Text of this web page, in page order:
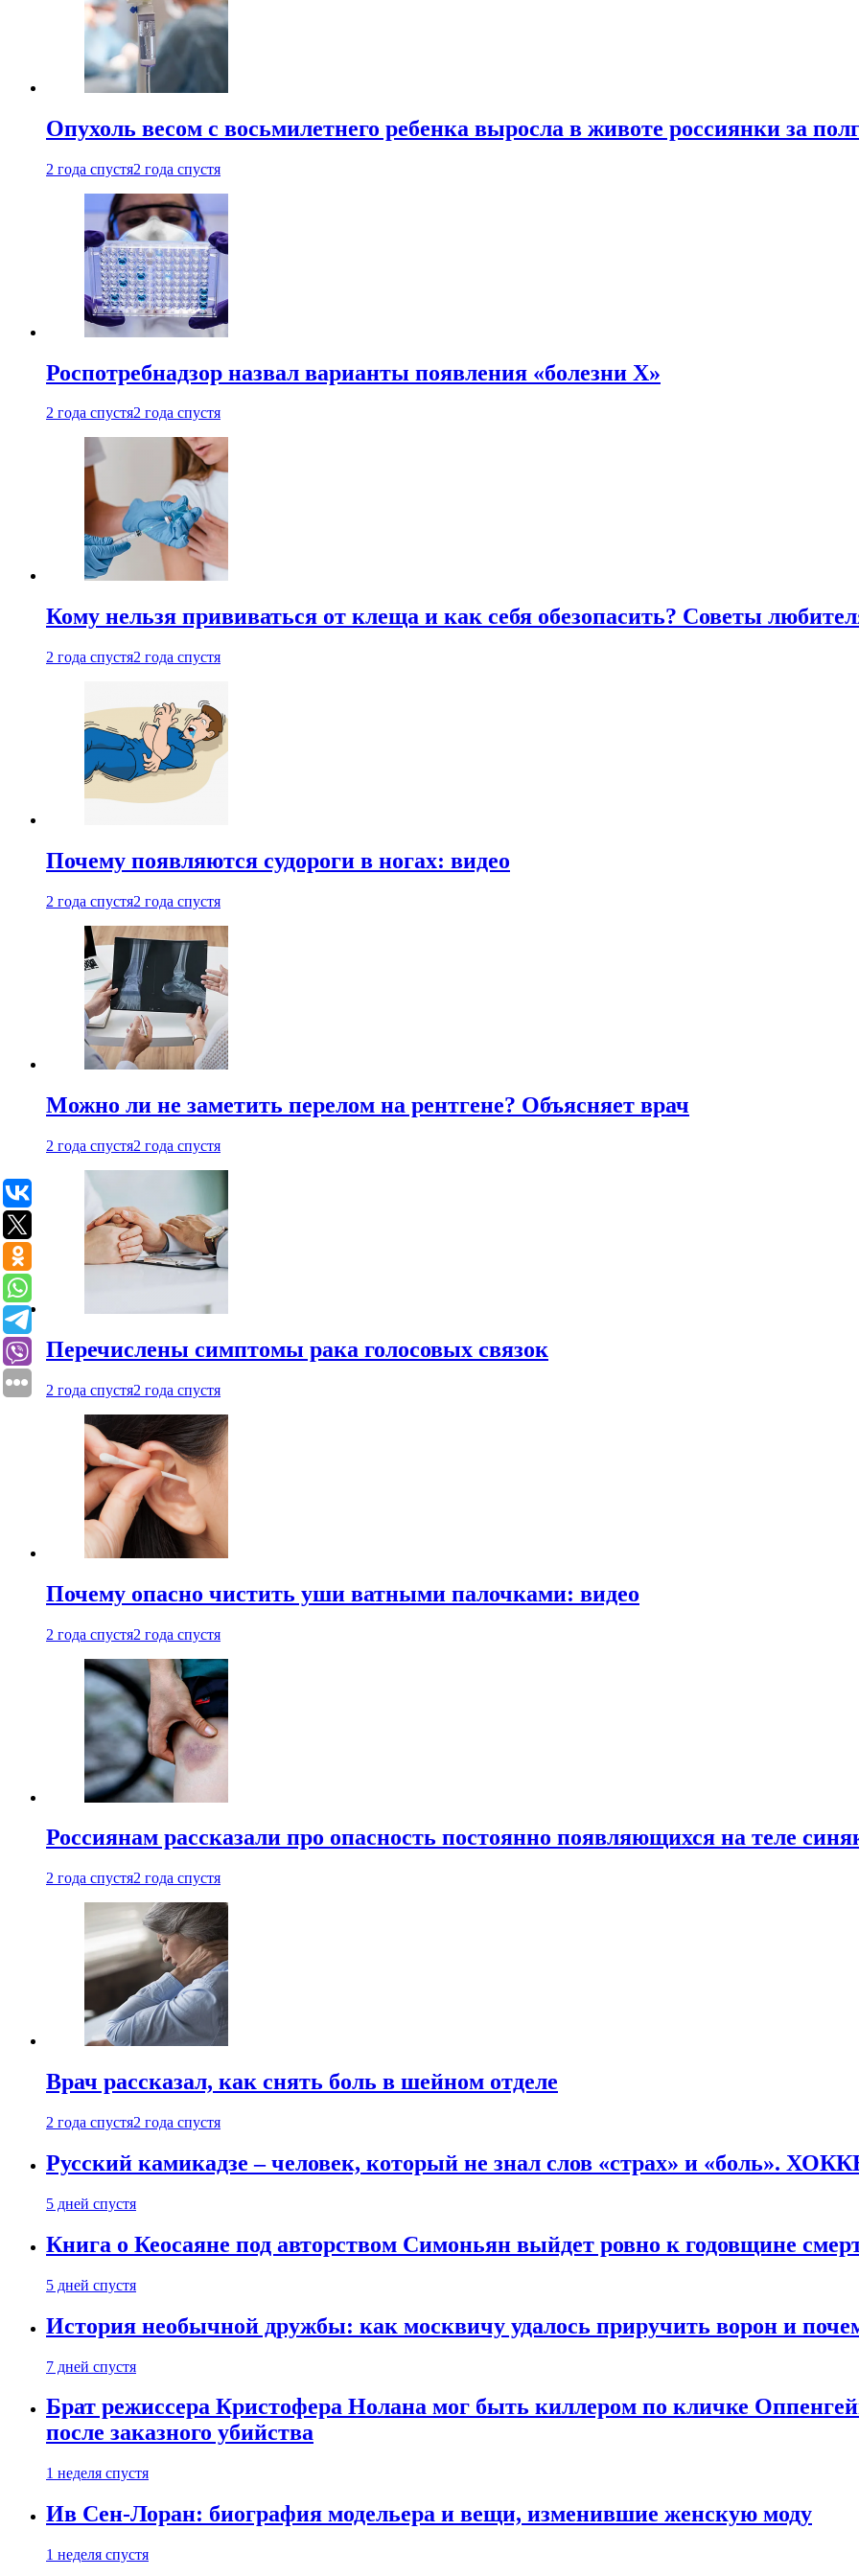
Опухоль весом с восьмилетнего ребенка выросла в животе россиянки за
2 года спустя2 года спустя
Роспотребнадзор назвал варианты появления «болезни Х»
2 года спустя2 года спустя
Кому нельзя прививаться от клеща и как себя обезопасить? Советы
2 года спустя2 года спустя
Почему появляются судороги в ногах: видео
2 года спустя2 года спустя
Можно ли не заметить перелом на рентгене? Объясняет врач
2 года спустя2 года спустя
Перечислены симптомы рака голосовых связок
2 года спустя2 года спустя
Почему опасно чистить уши ватными палочками: видео
2 года спустя2 года спустя
Россиянам рассказали про опасность постоянно появляющихся на теле
2 года спустя2 года спустя
Врач рассказал, как снять боль в шейном отделе
2 года спустя2 года спустя
Русский камикадзе – человек, который не знал слов «страх» и «боль».
5 дней спустя
Книга о Кеосаяне под авторством Симоньян выйдет ровно к годовщине
5 дней спустя
История необычной дружбы: как москвичу удалось приручить ворон и
7 дней спустя
Брат режиссера Кристофера Нолана мог быть киллером по кличке
после заказного убийства
1 неделя спустя
Ив Сен-Лоран: биография модельера и вещи, изменившие женскую моду
1 неделя спустя